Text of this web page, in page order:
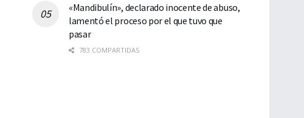
«Mandibulín», declarado inocente de abuso,
lamentó el proceso por el que tuvo que
pasar
783 COMPARTIDAS